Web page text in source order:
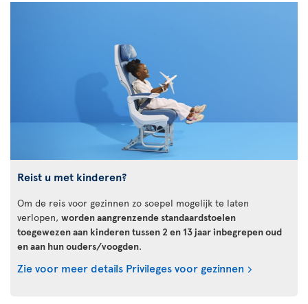
Reist u met kinderen?
Om de reis voor gezinnen zo soepel mogelijk te laten
verlopen, worden aangrenzende standaardstoelen
toegewezen aan kinderen tussen 2 en 13 jaar inbegrepen oud
en aan hun ouders/voogden.
Zie voor meer details Privileges voor gezinnen